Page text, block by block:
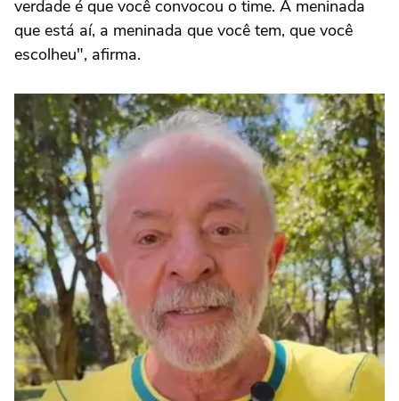
verdade é que você convocou o time. A meninada
que está aí, a meninada que você tem, que você
escolheu", afirma.